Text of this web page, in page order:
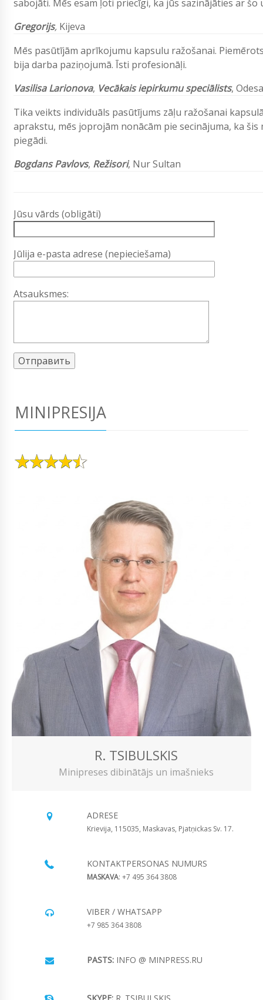
sabojāti. Mēs esam ļoti priecīgi, ka jūs sazinājāties ar šo
Gregorijs, Kijeva
Mēs pasūtījām aprīkojumu kapsulu ražošanai.
bija darba paziņojumā. Īsti profesionāļi.
Vasilisa Larionova, Vecākais iepirkumu speciālists,
Tika veikts individuāls pasūtījums zāļu ražošanai
aprakstu, mēs joprojām nonācām pie secinājuma, ka
piegādi.
Bogdans Pavlovs, Režisori, Nur Sultan
Jūsu vārds (obligāti)
Jūlija e-pasta adrese (nepieciešama)
Atsauksmes:
MINIPRESIJA
R. TSIBULSKIS
Minipreses dibinātājs un imašnieks
ADRESE
Krievija, 115035, Maskavas, Pjatņickas Sv. 17.
KONTAKTPERSONAS NUMURS
MASKAVA: +7 495 364 3808
VIBER / WHATSAPP
+7 985 364 3808
PASTS: INFO @ MINPRESS.RU